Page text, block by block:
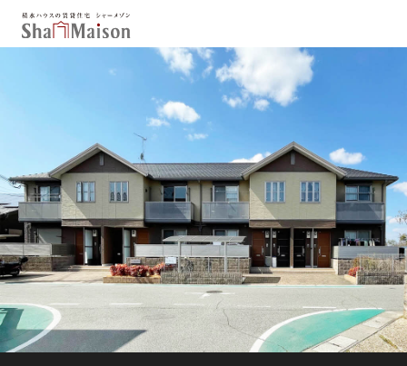
お気に入り
最近見た物件
北海道 東北
関東
中部
関西
中国・四国
九州
市区郡・路線・駅から探す
通勤・通学時間から探す
地図から探す